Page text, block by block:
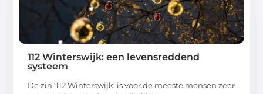
112 Winterswijk: een levensreddend
systeem
De zin ‘112 Winterswijk’ is voor de meeste mensen zeer